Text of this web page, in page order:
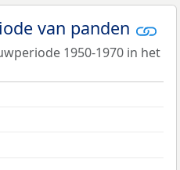
van panden
1950-1970 in het